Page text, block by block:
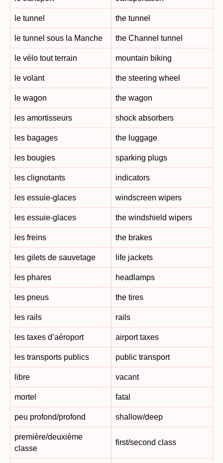
le tunnel the tunnel
le tunnel sous la Manche the Channel tunnel
le vélo tout terrain mountain biking
le volant the steering wheel
le wagon the wagon
les amortisseurs shock absorbers
les bagages the luggage
les bougies sparking plugs
les clignotants indicators
les essuie-glaces windscreen wipers
les essuie-glaces the windshield wipers
les freins the brakes
les gilets de sauvetage life jackets
les phares headlamps
les pneus the tires
les rails rails
les taxes d’aéroport airport taxes
les transports publics public transport
libre vacant
mortel fatal
peu profond/profond shallow/deep
première/deuxième
classe
first/second class